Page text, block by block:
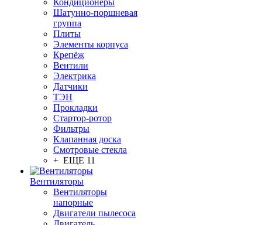
Кондиционеры
Шатунно-поршневая
группа
Плиты
Элементы корпуса
Крепёж
Вентили
Электрика
Датчики
ТЭН
Прокладки
Стартор-ротор
Фильтры
Клапанная доска
Смотровые стекла
+ ЕЩЕ 11
Вентиляторы
Вентиляторы
напорные
Двигатели пылесоса